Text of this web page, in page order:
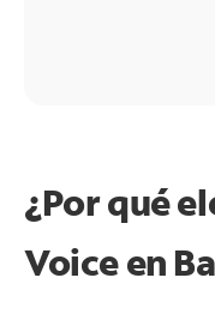
¿Por qué
Voice en